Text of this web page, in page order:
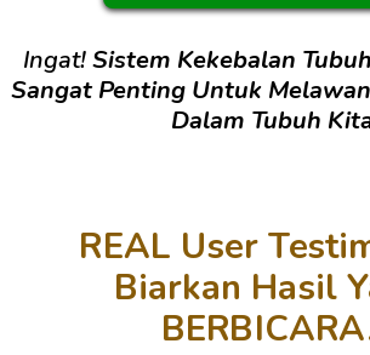
Ingat!Sistem Kekebalan
Sangat Penting Untuk
Dalam Tubuh
REAL User
Biarkan Hasil